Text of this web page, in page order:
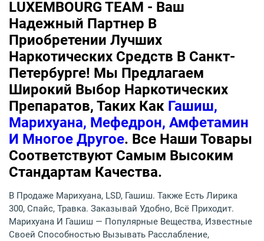
LUXEMBOURG TEAM - Ваш
Надежный Партнер В
Приобретении Лучших
Наркотических Средств В Санкт-
Петербурге! Мы Предлагаем
Широкий Выбор Наркотических
Препаратов, Таких Как Гашиш,
Марихуана, Мефедрон, Амфетамин
И Многое Другое. Все Наши Товары
Соответствуют Самым Высоким
Стандартам Качества.
В Продаже Марихуана, LSD, Гашиш. Также Есть Лирика
300, Спайс, Травка. Заказывай Удобно, Всё Приходит.
Марихуана И Гашиш — Популярные Вещества, Известные
Своей Способностью Вызывать Расслабление,